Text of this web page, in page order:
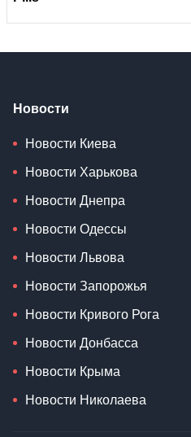
Новости
Новости Киева
Новости Харькова
Новости Днепра
Новости Одессы
Новости Львова
Новости Запорожья
Новости Кривого Рога
Новости Донбасса
Новости Крыма
Новости Николаева